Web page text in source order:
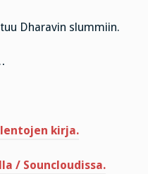
Dharavin slummiin.
kirja.
/ Souncloudissa.